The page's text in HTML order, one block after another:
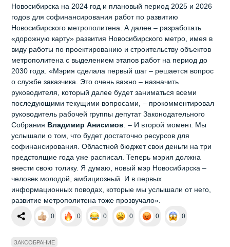
Новосибирска на 2024 год и плановый период 2025 и 2026
годов для софинансирования работ по развитию
Новосибирского метрополитена. А далее – разработать
«дорожную карту» развития Новосибирского метро, имея в
виду работы по проектированию и строительству объектов
метрополитена с выделением этапов работ на период до
2030 года. «Мэрия сделала первый шаг – решается вопрос
о службе заказчика. Это очень важно – назначить
руководителя, который далее будет заниматься всеми
последующими текущими вопросами, – прокомментировал
руководитель рабочей группы депутат Законодательного
Собрания Владимир Анисимов . – И второй момент. Мы
услышали о том, что будет достаточно ресурсов для
софинансирования. Областной бюджет свои деньги на три
предстоящие года уже расписал. Теперь мэрия должна
внести свою толику. Я думаю, новый мэр Новосибирска –
человек молодой, амбициозный. И в первых
информационных поводах, которые мы услышали от него,
развитие метрополитена тоже прозвучало».
0 0 0 0 0 0
ЗАКСОБРАНИЕ